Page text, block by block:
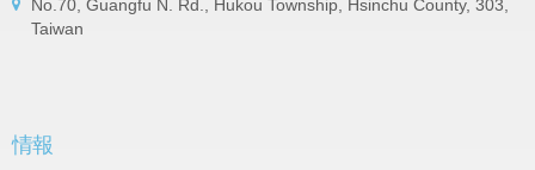
No.70, Guangfu N. Rd., Hukou Township, Hsinchu County, 303,
Taiwan
情報